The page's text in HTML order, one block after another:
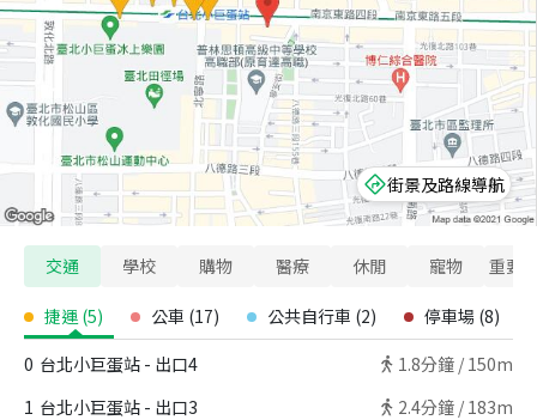
街景及路線導航
交通 學校 購物 醫療 休閒 寵物 重要
捷運 (5) 公車 (17) 公共自行車 (2) 停車場 (8)
0 台北小巨蛋站 - 出口4 1.8分鐘 / 150m
1 台北小巨蛋站 - 出口3 2.4分鐘 / 183m